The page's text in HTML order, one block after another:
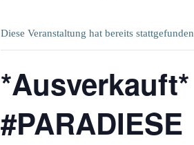
Diese Veranstaltung hat bereits
#PARADIESE